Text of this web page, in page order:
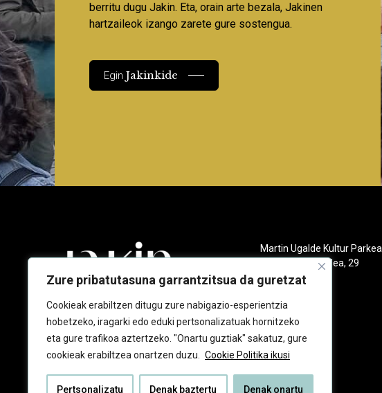
Zure pribatutasuna garrantzitsua da guretzat
Cookieak erabiltzen ditugu zure nabigazio-esperientzia
hobetzeko, iragarki edo eduki pertsonalizatuak hornitzeko
eta gure trafikoa aztertzeko. "Onartu guztiak" sakatuz, gure
cookieak erabiltzea onartzen duzu.
Cookie Politika ikusi
Pertsonalizatu Denak baztertu Denak onartu
berritu dugu Jakin. Eta, orain arte bezala, Jakinen
hartzaileok izango zarete gure sostengua.
EginJakinkide
Martin Ugalde Kultur Parkea
Gudarien etorbidea, 29
20140 Andoain
943 218 092
jakin@jakin.eus